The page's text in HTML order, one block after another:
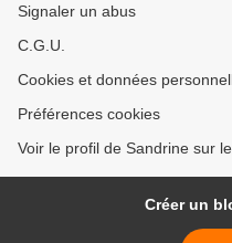
Signaler un abus
C.G.U.
Cookies et données
Préférences cookies
Voir le profil de Sandrine sur
Créer un